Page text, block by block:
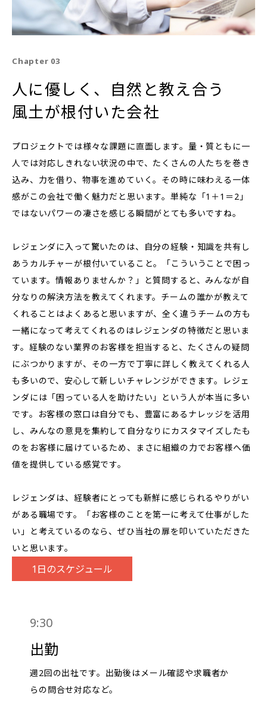
Chapter 03
人に優しく、自然と教え合う
風土が根付いた会社
プロジェクトでは様々な課題に直面します。量・質ともに一
人では対応しきれない状況の中で、たくさんの人たちを巻き
込み、力を借り、物事を進めていく。その時に味わえる一体
感がこの会社で働く魅力だと思います。単純な「1＋1＝2」
ではないパワーの凄さを感じる瞬間がとても多いですね。
レジェンダに入って驚いたのは、自分の経験・知識を共有し
あうカルチャーが根付いていること。「こういうことで困っ
ています。情報ありませんか？」と質問すると、みんなが自
分なりの解決方法を教えてくれます。チームの誰かが教えて
くれることはよくあると思いますが、全く違うチームの方も
一緒になって考えてくれるのはレジェンダの特徴だと思いま
す。経験のない業界のお客様を担当すると、たくさんの疑問
にぶつかりますが、その一方で丁寧に詳しく教えてくれる人
も多いので、安心して新しいチャレンジができます。レジェ
ンダには「困っている人を助けたい」という人が本当に多い
です。お客様の窓口は自分でも、豊富にあるナレッジを活用
し、みんなの意見を集約して自分なりにカスタマイズしたも
のをお客様に届けているため、まさに組織の力でお客様へ価
値を提供している感覚です。
レジェンダは、経験者にとっても新鮮に感じられるやりがい
がある職場です。「お客様のことを第一に考えて仕事がした
い」と考えているのなら、ぜひ当社の扉を叩いていただきた
いと思います。
1日のスケジュール
9:30
出勤
週2回の出社です。出勤後はメール確認や求職者か
らの問合せ対応など。